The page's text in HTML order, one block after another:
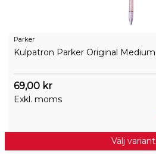
Parker
Kulpatron Parker Original Medium
69,00 kr
Exkl. moms
Välj variant